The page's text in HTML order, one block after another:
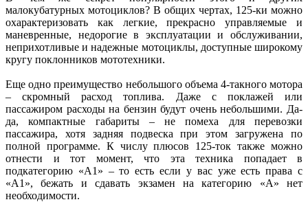
малокубатурных мотоциклов? В общих чертах, 125-ки можно
охарактеризовать как легкие, прекрасно управляемые и
маневренные, недорогие в эксплуатации и обслуживании,
неприхотливые и надежные мотоциклы, доступные широкому
кругу поклонников мототехники.
Еще одно преимущество небольшого объема 4-такного мотора
– скромный расход топлива. Даже с поклажей или
пассажиром расходы на бензин будут очень небольшими. Да-
да, компактные габариты – не помеха для перевозки
пассажира, хотя задняя подвеска при этом загружена по
полной программе. К числу плюсов 125-ток также можно
отнести и тот момент, что эта техника попадает в
подкатегорию «А1» – то есть если у вас уже есть права с
«А1», бежать и сдавать экзамен на категорию «А» нет
необходимости.